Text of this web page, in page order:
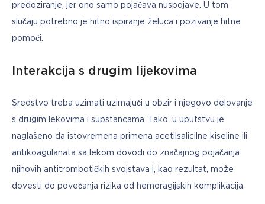
predoziranje, jer ono samo pojačava nuspojave. U tom
slučaju potrebno je hitno ispiranje želuca i pozivanje hitne
pomoći.
Interakcija s drugim lijekovima
Sredstvo treba uzimati uzimajući u obzir i njegovo delovanje
s drugim lekovima i supstancama. Tako, u uputstvu je
naglašeno da istovremena primena acetilsalicilne kiseline ili
antikoagulanata sa lekom dovodi do značajnog pojačanja
njihovih antitrombotičkih svojstava i, kao rezultat, može
dovesti do povećanja rizika od hemoragijskih komplikacija.